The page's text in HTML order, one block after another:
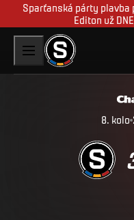
Sparťanská párty plavba
Editon už
8. kolo